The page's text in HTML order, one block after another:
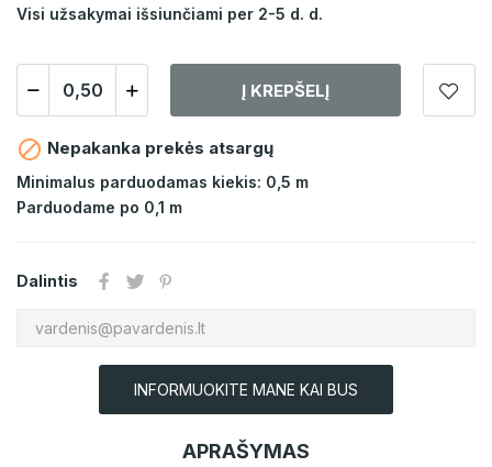
Visi užsakymai išsiunčiami per 2-5 d. d.
Į KREPŠELĮ
 Nepakanka prekės atsargų
Minimalus parduodamas kiekis: 0,5 m
Parduodame po 0,1 m
Dalintis
INFORMUOKITE MANE KAI BUS
APRAŠYMAS